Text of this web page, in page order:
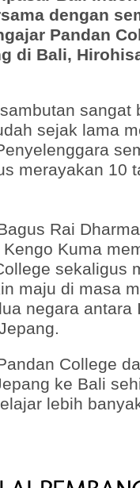
dengan
Pandan
di Bali,
sangat
sejak lama
merayakan 10
Rai
Kuma
sekaligus
maju di masa
negara antara
College
ke Bali
lebih